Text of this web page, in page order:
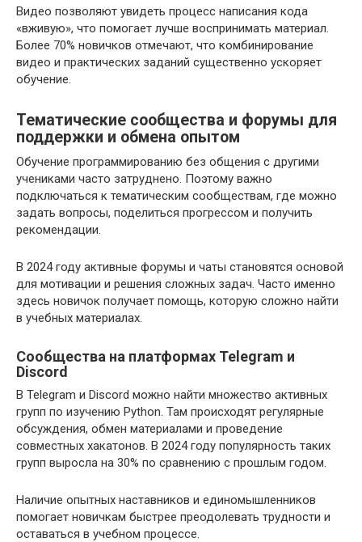
Видео позволяют увидеть процесс написания кода
«вживую», что помогает лучше воспринимать материал.
Более 70% новичков отмечают, что комбинирование
видео и практических заданий существенно ускоряет
обучение.
Тематические сообщества и форумы для
поддержки и обмена опытом
Обучение программированию без общения с другими
учениками часто затруднено. Поэтому важно
подключаться к тематическим сообществам, где можно
задать вопросы, поделиться прогрессом и получить
рекомендации.
В 2024 году активные форумы и чаты становятся основой
для мотивации и решения сложных задач. Часто именно
здесь новичок получает помощь, которую сложно найти
в учебных материалах.
Сообщества на платформах Telegram и
Discord
В Telegram и Discord можно найти множество активных
групп по изучению Python. Там происходят регулярные
обсуждения, обмен материалами и проведение
совместных хакатонов. В 2024 году популярность таких
групп выросла на 30% по сравнению с прошлым годом.
Наличие опытных наставников и единомышленников
помогает новичкам быстрее преодолевать трудности и
оставаться в учебном процессе.